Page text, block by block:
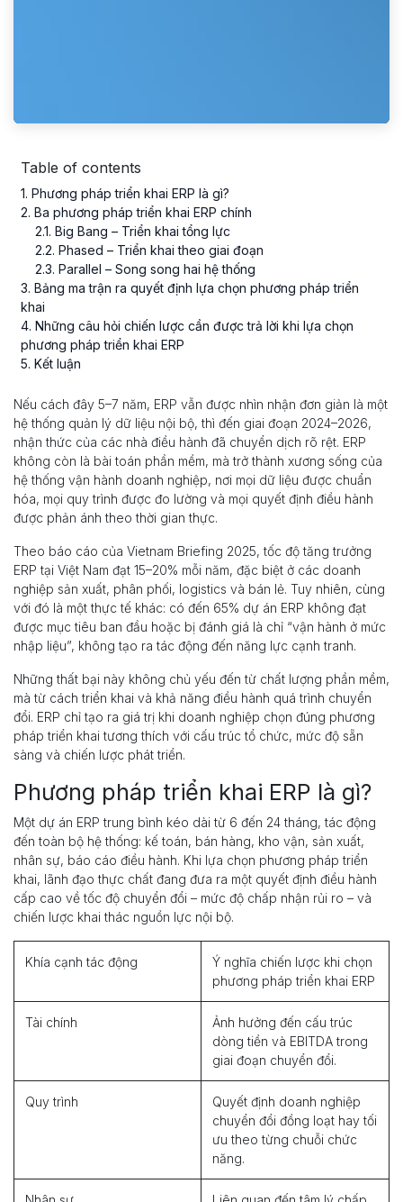
Table of contents
1. Phương pháp triển khai ERP là gì?
2. Ba phương pháp triển khai ERP chính
2.1. Big Bang – Triển khai tổng lực
2.2. Phased – Triển khai theo giai đoạn
2.3. Parallel – Song song hai hệ thống
3. Bảng ma trận ra quyết định lựa chọn phương pháp triển
khai
4. Những câu hỏi chiến lược cần được trả lời khi lựa chọn
phương pháp triển khai ERP
5. Kết luận
Nếu cách đây 5–7 năm, ERP vẫn được nhìn nhận đơn giản là một
hệ thống quản lý dữ liệu nội bộ, thì đến giai đoạn 2024–2026,
nhận thức của các nhà điều hành đã chuyển dịch rõ rệt. ERP
không còn là bài toán phần mềm, mà trở thành xương sống của
hệ thống vận hành doanh nghiệp, nơi mọi dữ liệu được chuẩn
hóa, mọi quy trình được đo lường và mọi quyết định điều hành
được phản ánh theo thời gian thực.
Theo báo cáo của Vietnam Briefing 2025, tốc độ tăng trưởng
ERP tại Việt Nam đạt 15–20% mỗi năm, đặc biệt ở các doanh
nghiệp sản xuất, phân phối, logistics và bán lẻ. Tuy nhiên, cùng
với đó là một thực tế khác: có đến 65% dự án ERP không đạt
được mục tiêu ban đầu hoặc bị đánh giá là chỉ “vận hành ở mức
nhập liệu”, không tạo ra tác động đến năng lực cạnh tranh.
Những thất bại này không chủ yếu đến từ chất lượng phần mềm,
mà từ cách triển khai và khả năng điều hành quá trình chuyển
đổi. ERP chỉ tạo ra giá trị khi doanh nghiệp chọn đúng phương
pháp triển khai tương thích với cấu trúc tổ chức, mức độ sẵn
sàng và chiến lược phát triển.
Phương pháp triển khai ERP là gì?
Một dự án ERP trung bình kéo dài từ 6 đến 24 tháng, tác động
đến toàn bộ hệ thống: kế toán, bán hàng, kho vận, sản xuất,
nhân sự, báo cáo điều hành. Khi lựa chọn phương pháp triển
khai, lãnh đạo thực chất đang đưa ra một quyết định điều hành
cấp cao về tốc độ chuyển đổi – mức độ chấp nhận rủi ro – và
chiến lược khai thác nguồn lực nội bộ.
Khía cạnh tác động
Ý nghĩa chiến lược khi chọn
phương pháp triển khai ERP
Tài chính
Ảnh hưởng đến cấu trúc
dòng tiền và EBITDA trong
giai đoạn chuyển đổi.
Quy trình
Quyết định doanh nghiệp
chuyển đổi đồng loạt hay tối
ưu theo từng chuỗi chức
năng.